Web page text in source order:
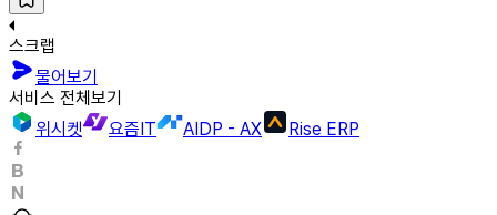
스크랩
물어보기
서비스 전체보기
위시켓
요즘IT AIDP - AX Rise ERP